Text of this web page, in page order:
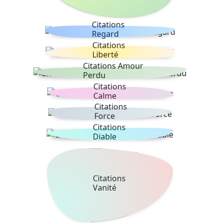
Citations
Regard
Citations
Liberté
Citations Amour
Perdu
Citations
Calme
Citations
Force
Citations
Diable
Citations
Vanité